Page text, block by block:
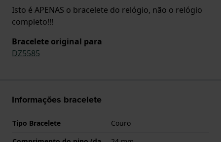
Isto é APENAS o bracelete do relógio, não o relógio
completo!!!
Bracelete original para
DZ5585
Informações bracelete
Tipo Bracelete
Couro